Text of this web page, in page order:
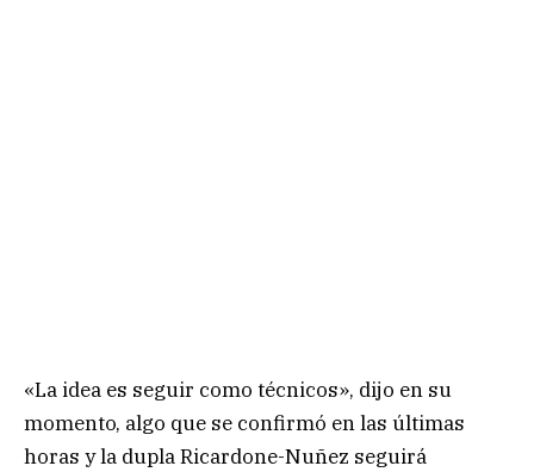
«La idea es seguir como técnicos», dijo en su
momento, algo que se confirmó en las últimas
horas y la dupla Ricardone-Nuñez seguirá